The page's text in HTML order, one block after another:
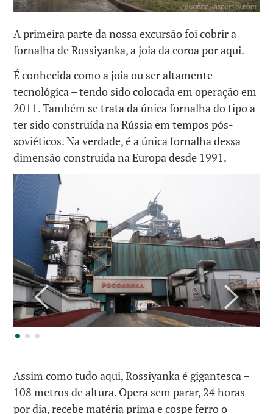
A primeira parte da nossa excursão foi cobrir a
fornalha de Rossiyanka, a joia da coroa por aqui.
É conhecida como a joia ou ser altamente
tecnológica – tendo sido colocada em operação em
2011. Também se trata da única fornalha do tipo a
ter sido construída na Rússia em tempos pós-
soviéticos. Na verdade, é a única fornalha dessa
dimensão construída na Europa desde 1991.
Assim como tudo aqui, Rossiyanka é gigantesca –
108 metros de altura. Opera sem parar, 24 horas
por dia, recebe matéria prima e cospe ferro o